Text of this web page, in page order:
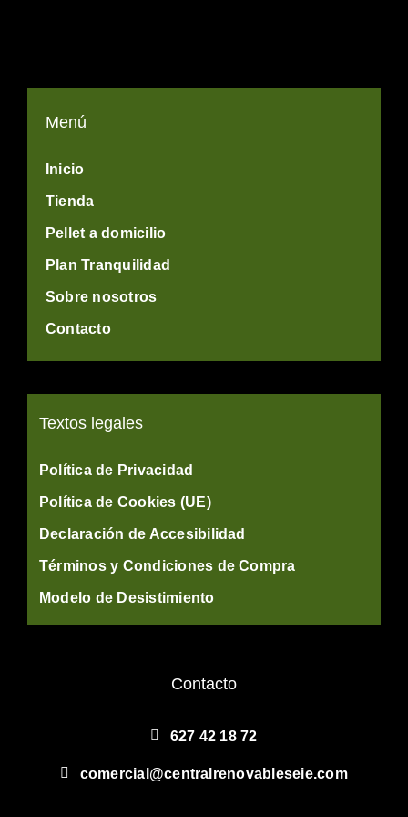
Menú
Inicio
Tienda
Pellet a domicilio
Plan Tranquilidad
Sobre nosotros
Contacto
Textos legales
Política de Privacidad
Política de Cookies (UE)
Declaración de Accesibilidad
Términos y Condiciones de Compra
Modelo de Desistimiento
Contacto
627 42 18 72
comercial@centralrenovableseie.com